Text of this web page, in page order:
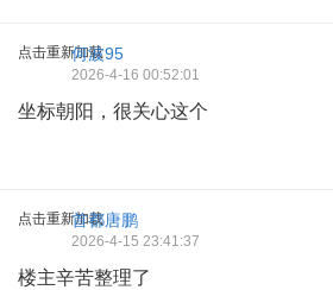
点击重新加载
何波95
2026-4-16 00:52:01
坐标朝阳，很关心这个
点击重新加载首都唐鹏
2026-4-15 23:41:37
楼主辛苦整理了